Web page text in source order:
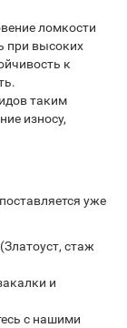
ломкости
при высоких
к
таким
износу,
уже
стаж
и
с нашими